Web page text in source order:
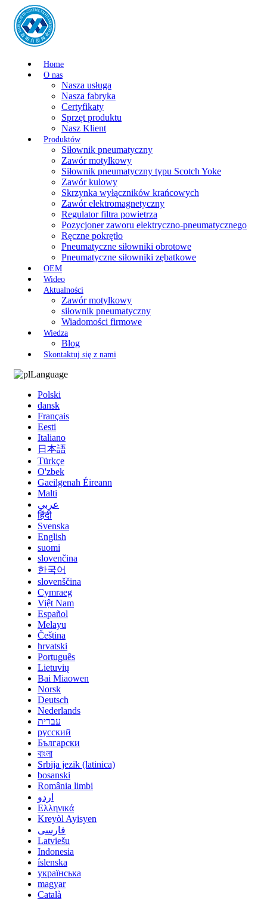
Home
O nas
Nasza usługa
Nasza fabryka
Certyfikaty
Sprzęt produktu
Nasz Klient
Produktów
Siłownik pneumatyczny
Zawór motylkowy
Siłownik pneumatyczny typu Scotch Yoke
Zawór kulowy
Skrzynka wyłączników krańcowych
Zawór elektromagnetyczny
Regulator filtra powietrza
Pozycjoner zaworu elektryczno-pneumatycznego
Ręczne pokrętło
Pneumatyczne siłowniki obrotowe
Pneumatyczne siłowniki zębatkowe
OEM
Wideo
Aktualności
Zawór motylkowy
siłownik pneumatyczny
Wiadomości firmowe
Wiedza
Blog
Skontaktuj się z nami
Language
Polski
dansk
Français
Eesti
Italiano
日本語
Türkçe
O'zbek
Gaeilgenah Éireann
Malti
عربي
हिंदी
Svenska
English
suomi
slovenčina
한국어
slovenščina
Cymraeg
Việt Nam
Español
Melayu
Čeština
hrvatski
Português
Lietuvių
Bai Miaowen
Norsk
Deutsch
Nederlands
עברית
русский
Български
বাংলা
Srbija jezik (latinica)
bosanski
România limbi
اردو
Ελληνικά
Kreyòl Ayisyen
فارسی
Latviešu
Indonesia
íslenska
українська
magyar
Català